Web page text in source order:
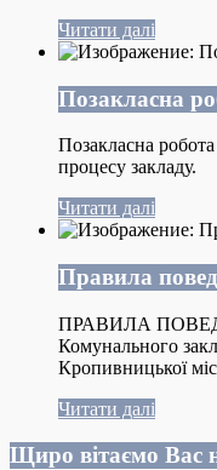
Читати далі
Позакласна
Позакласна
процесу закладу.
Читати далі
Правила
ПРАВИЛА
Комунального
Кропивницької
Читати далі
Щиро вітаємо Вас